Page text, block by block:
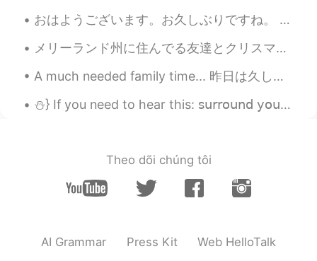
おはようございます。お久しぶりですね。 先週月曜日にoxfordに行って大学院の友達に合いました。あの日は町を散歩してランチをたべました。ランチはWasabiのレストランに行ってご飯を食べました...
メリーランド州に住んでる友達とクリスマスをお祝いしました。友達と私の写真を撮りながら、、彼女の息子さんも写真に写りたがっています。彼は走りてカメラの前にに立ちました。彼のお母さんはもう見えなかった。😂
A much needed family time... 昨日は久しぶりに家族の時間。 仕事を休んで昨日は海沿いをサイクリングしようってなった いやぁ人間って煮詰まってる時気づかないもんだね...
⛄️} If you need to hear this: 𝗌𝗎𝗋𝗋𝗈𝗎𝗇𝖽 𝗒𝗈𝗎𝗋𝗌𝖾𝗅𝖿 𝗐𝗂𝗍𝗁 𝗉𝖾𝗈𝗉𝗅𝖾 𝗐𝗁𝗈 𝗆𝖺𝗄𝖾 𝗒𝗈𝗎 𝖿𝖾𝖾𝗅 𝗌𝖾𝖾𝗇 𝗁𝖾𝖺𝗋𝖽 𝖺𝗉𝗉𝗋𝖾𝖼...
Theo dõi chúng tôi
AI Grammar Press Kit Web HelloTalk